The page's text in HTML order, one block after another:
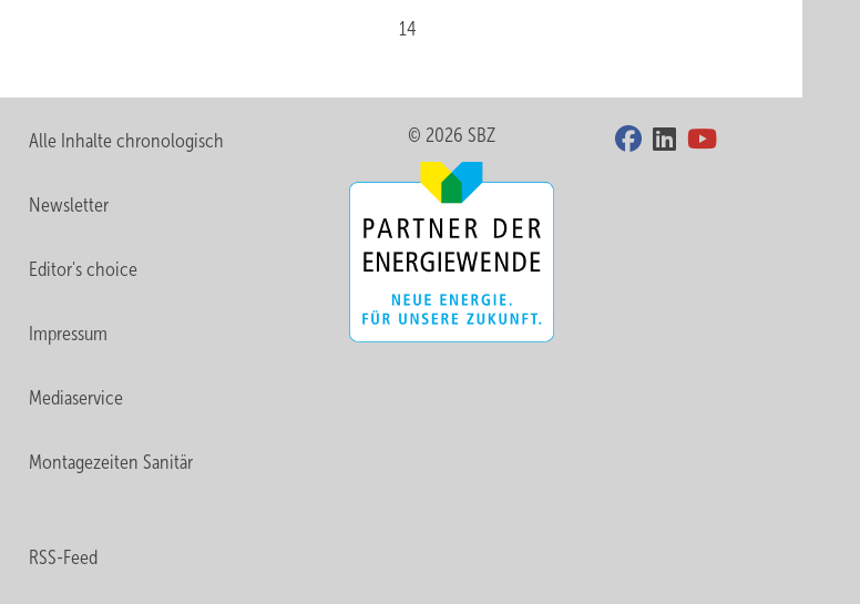
14
Alle Inhalte chronologisch
Newsletter
Editor's choice
Impressum
Mediaservice
Montagezeiten Sanitär
RSS-Feed
© 2026 SBZ